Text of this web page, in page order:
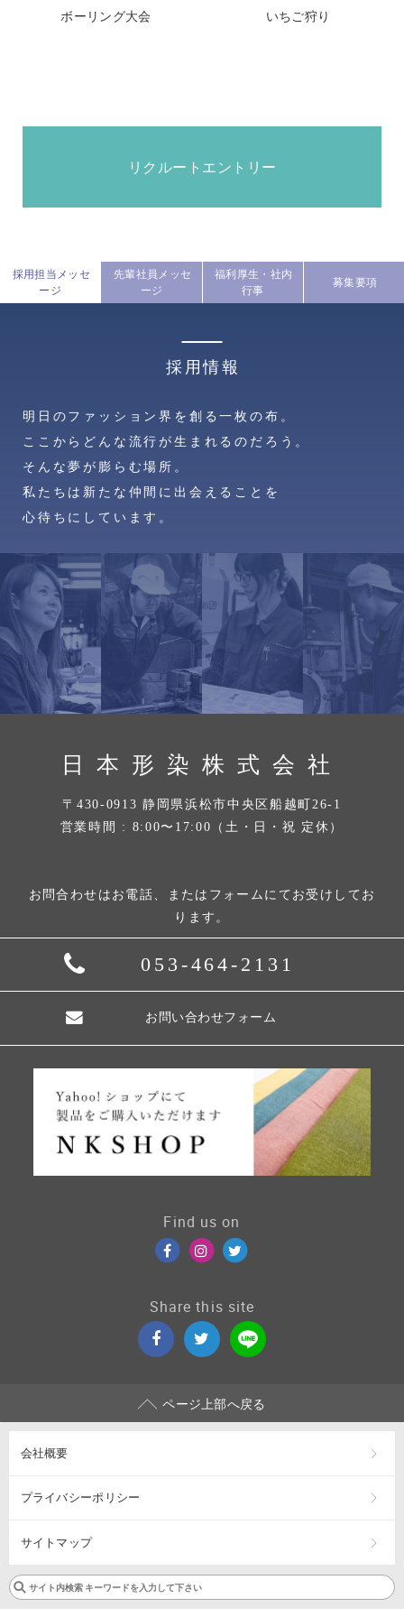
ボーリング大会 いちご狩り
リクルートエントリー
採用担当メッセ
ージ
先輩社員メッセ
ージ
福利厚生・社内
行事
募集要項
採用情報
明日のファッション界を創る一枚の布。
ここからどんな流行が生まれるのだろう。
そんな夢が膨らむ場所。
私たちは新たな仲間に出会えることを
心待ちにしています。
日本形染株式会社
〒430-0913 静岡県浜松市中央区船越町26-1
営業時間 : 8:00〜17:00（土・日・祝 定休）
お問合わせはお電話、またはフォームにてお受けしてお
ります。
053-464-2131
お問い合わせフォーム
Find us on
Share this site
ページ上部へ戻る
会社概要
プライバシーポリシー
サイトマップ